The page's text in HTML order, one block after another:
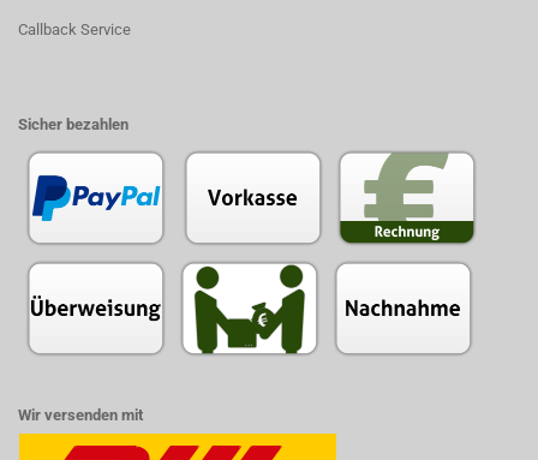
Callback Service
Sicher bezahlen
Wir versenden mit